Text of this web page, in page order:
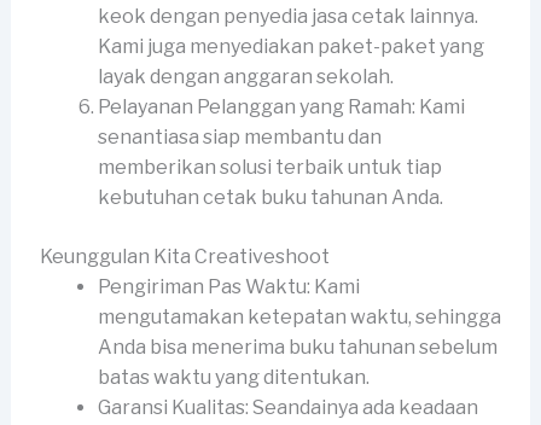
keok dengan penyedia jasa cetak lainnya.
Kami juga menyediakan paket-paket yang
layak dengan anggaran sekolah.
Pelayanan Pelanggan yang Ramah: Kami
senantiasa siap membantu dan
memberikan solusi terbaik untuk tiap
kebutuhan cetak buku tahunan Anda.
Keunggulan Kita Creativeshoot
Pengiriman Pas Waktu: Kami
mengutamakan ketepatan waktu, sehingga
Anda bisa menerima buku tahunan sebelum
batas waktu yang ditentukan.
Garansi Kualitas: Seandainya ada keadaan